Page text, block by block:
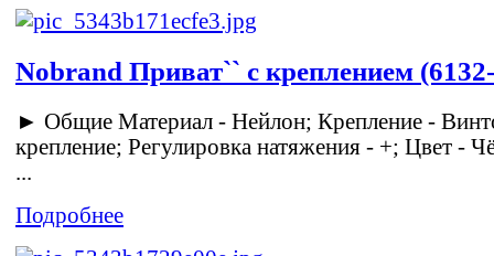
Nobrand Приват`` с креплением
► Общие Материал - Нейлон; Крепление -
крепление; Регулировка натяжения - +; Цвет -
...
Подробнее